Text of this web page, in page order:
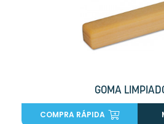
GOMA
COMPRA RÁPIDA